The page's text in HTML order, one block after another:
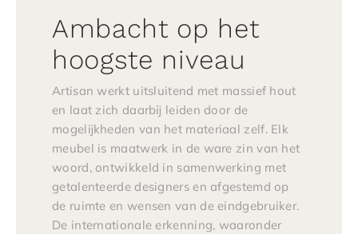
Ambacht op het
hoogste niveau
Artisan werkt uitsluitend met massief hout
en laat zich daarbij leiden door de
mogelijkheden van het materiaal zelf. Elk
meubel is maatwerk in de ware zin van het
woord, ontwikkeld in samenwerking met
getalenteerde designers en afgestemd op
de ruimte en wensen van de eindgebruiker.
De internationale erkenning, waaronder